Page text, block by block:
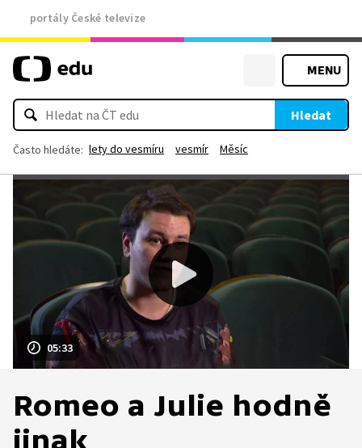
portály České televize
MENU
Hledat
Často hledáte: lety do vesmíru vesmír Měsíc
05:33
Romeo a Julie hodně
jinak